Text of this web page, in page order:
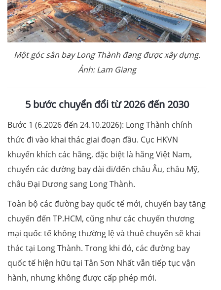
Một góc sân bay Long Thành đang được xây dựng.
Ảnh: Lam Giang
5 bước chuyển đổi từ 2026 đến 2030
Bước 1 (6.2026 đến 24.10.2026): Long Thành chính
thức đi vào khai thác giai đoạn đầu. Cục HKVN
khuyến khích các hãng, đặc biệt là hãng Việt Nam,
chuyển các đường bay dài đi/đến châu Âu, châu Mỹ,
châu Đại Dương sang Long Thành.
Toàn bộ các đường bay quốc tế mới, chuyến bay tăng
chuyến đến TP.HCM, cũng như các chuyến thương
mại quốc tế không thường lệ và thuê chuyến sẽ khai
thác tại Long Thành. Trong khi đó, các đường bay
quốc tế hiện hữu tại Tân Sơn Nhất vẫn tiếp tục vận
hành, nhưng không được cấp phép mới.